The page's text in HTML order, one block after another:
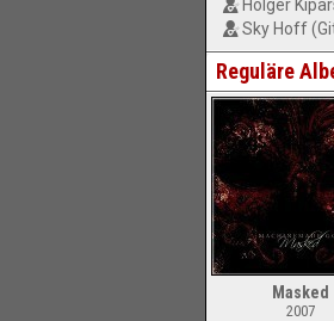
Holger
Sky Hoff
Reguläre
Masked
2007